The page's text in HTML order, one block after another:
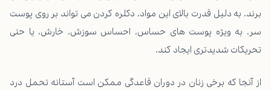
برند. به دلیل قدرت بالای این مواد، دکلره کردن می تواند بر روی پوست
سر، به ویژه پوست های حساس، احساس سوزش، خارش، یا حتی
تحریکات شدیدتری ایجاد کند.
از آنجا که برخی زنان در دوران قاعدگی ممکن است آستانه تحمل درد